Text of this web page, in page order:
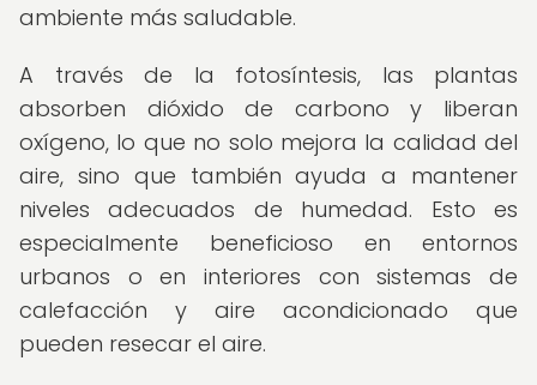
ambiente más saludable.
A través de la fotosíntesis, las plantas
absorben dióxido de carbono y liberan
oxígeno, lo que no solo mejora la calidad del
aire, sino que también ayuda a mantener
niveles adecuados de humedad. Esto es
especialmente beneficioso en entornos
urbanos o en interiores con sistemas de
calefacción y aire acondicionado que
pueden resecar el aire.